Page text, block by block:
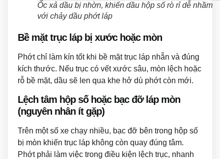
Ốc xả dầu bị nhờn, khiến dầu hộp số rò rỉ dễ nhầm
với chảy dầu phớt láp
Bề mặt trục láp bị xước hoặc mòn
Phớt chỉ làm kín tốt khi bề mặt trục láp nhẵn và đúng
kích thước. Nếu trục có vết xước sâu, mòn lệch hoặc
rỗ bề mặt, dầu sẽ len qua khe hở dù phớt còn mới.
Lệch tâm hộp số hoặc bạc đỡ láp mòn
(nguyên nhân ít gặp)
Trên một số xe chạy nhiều, bạc đỡ bên trong hộp số
bị mòn khiến trục láp không còn quay đúng tâm.
Phớt phải làm việc trong điều kiện lệch trục, nhanh